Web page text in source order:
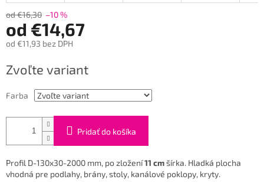
od €16,30 –10 %
od €14,67
od €11,93 bez DPH
cena:
Zvoľte variant
Farba
Pridať do košíka
Profil D-130x30-2000 mm, po zložení11 cmšírka. Hladká plocha
vhodná pre podlahy, brány, stoly, kanálové poklopy, kryty.